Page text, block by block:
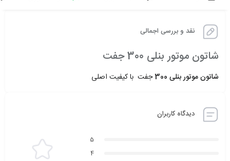
نقد و بررسی اجمالی
شاتون موتور بنلی 300 جفت
شاتون موتور بنلی 300 جفت با کیفیت اصلی
دیدگاه کاربران
5
4